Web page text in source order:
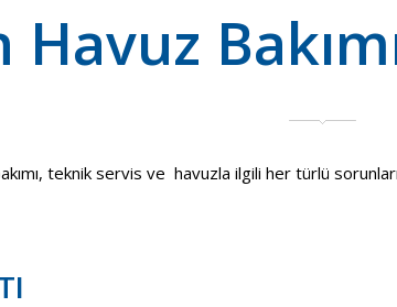
Havuz
teknik servis ve havuzla ilgili her türlü